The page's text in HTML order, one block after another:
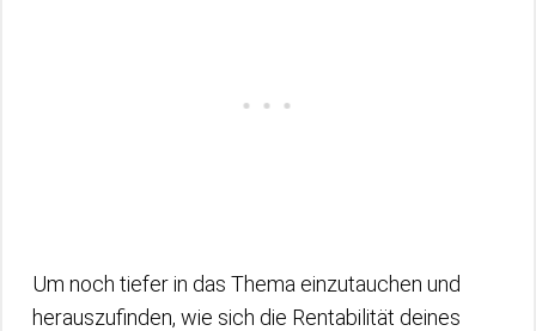
Um noch tiefer in das Thema einzutauchen und
herauszufinden, wie sich die Rentabilität deines